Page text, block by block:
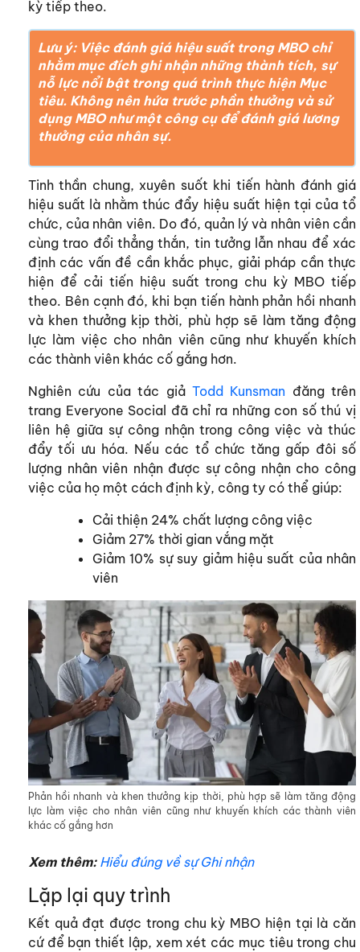
kỳ tiếp theo.
Lưu ý: Việc đánh giá hiệu suất trong MBO chỉ
nhằm mục đích ghi nhận những thành tích, sự
nỗ lực nổi bật trong quá trình thực hiện Mục
tiêu. Không nên hứa trước phần thưởng và sử
dụng MBO như một công cụ để đánh giá lương
thưởng của nhân sự.
Tinh thần chung, xuyên suốt khi tiến hành đánh giá
hiệu suất là nhằm thúc đẩy hiệu suất hiện tại của tổ
chức, của nhân viên. Do đó, quản lý và nhân viên cần
cùng trao đổi thẳng thắn, tin tưởng lẫn nhau để xác
định các vấn đề cần khắc phục, giải pháp cần thực
hiện để cải tiến hiệu suất trong chu kỳ MBO tiếp
theo. Bên cạnh đó, khi bạn tiến hành phản hồi nhanh
và khen thưởng kịp thời, phù hợp sẽ làm tăng động
lực làm việc cho nhân viên cũng như khuyến khích
các thành viên khác cố gắng hơn.
Nghiên cứu của tác giả Todd Kunsman đăng trên
trang Everyone Social đã chỉ ra những con số thú vị
liên hệ giữa sự công nhận trong công việc và thúc
đẩy tối ưu hóa. Nếu các tổ chức tăng gấp đôi số
lượng nhân viên nhận được sự công nhận cho công
việc của họ một cách định kỳ, công ty có thể giúp:
Cải thiện 24% chất lượng công việc
Giảm 27% thời gian vắng mặt
Giảm 10% sự suy giảm hiệu suất của nhân
viên
Phản hồi nhanh và khen thưởng kịp thời, phù hợp sẽ làm tăng động
lực làm việc cho nhân viên cũng như khuyến khích các thành viên
khác cố gắng hơn
Xem thêm: Hiểu đúng về sự Ghi nhận
Lặp lại quy trình
Kết quả đạt được trong chu kỳ MBO hiện tại là căn
cứ để bạn thiết lập, xem xét các mục tiêu trong chu